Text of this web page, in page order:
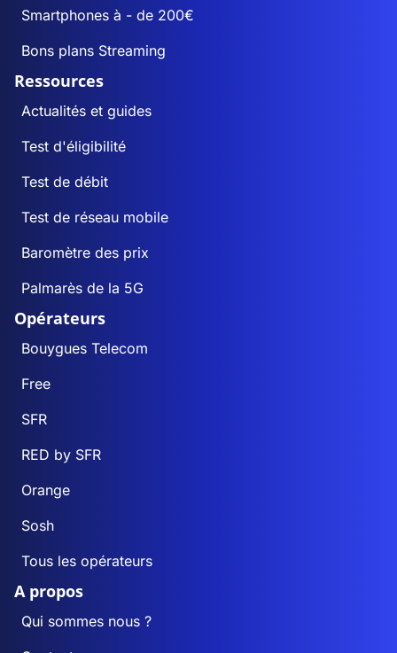
Smartphones à - de 200€
Bons plans Streaming
Ressources
Actualités et guides
Test d'éligibilité
Test de débit
Test de réseau mobile
Baromètre des prix
Palmarès de la 5G
Opérateurs
Bouygues Telecom
Free
SFR
RED by SFR
Orange
Sosh
Tous les opérateurs
A propos
Qui sommes nous ?